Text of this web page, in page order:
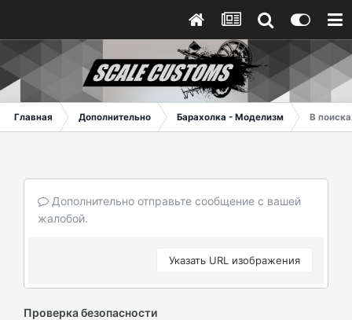
Главная Дополнительно Барахолка - Моделизм В
Дополнительно отправьте сообщение с вашей
жалобой.
Указать URL изображения
Проверка безопасности